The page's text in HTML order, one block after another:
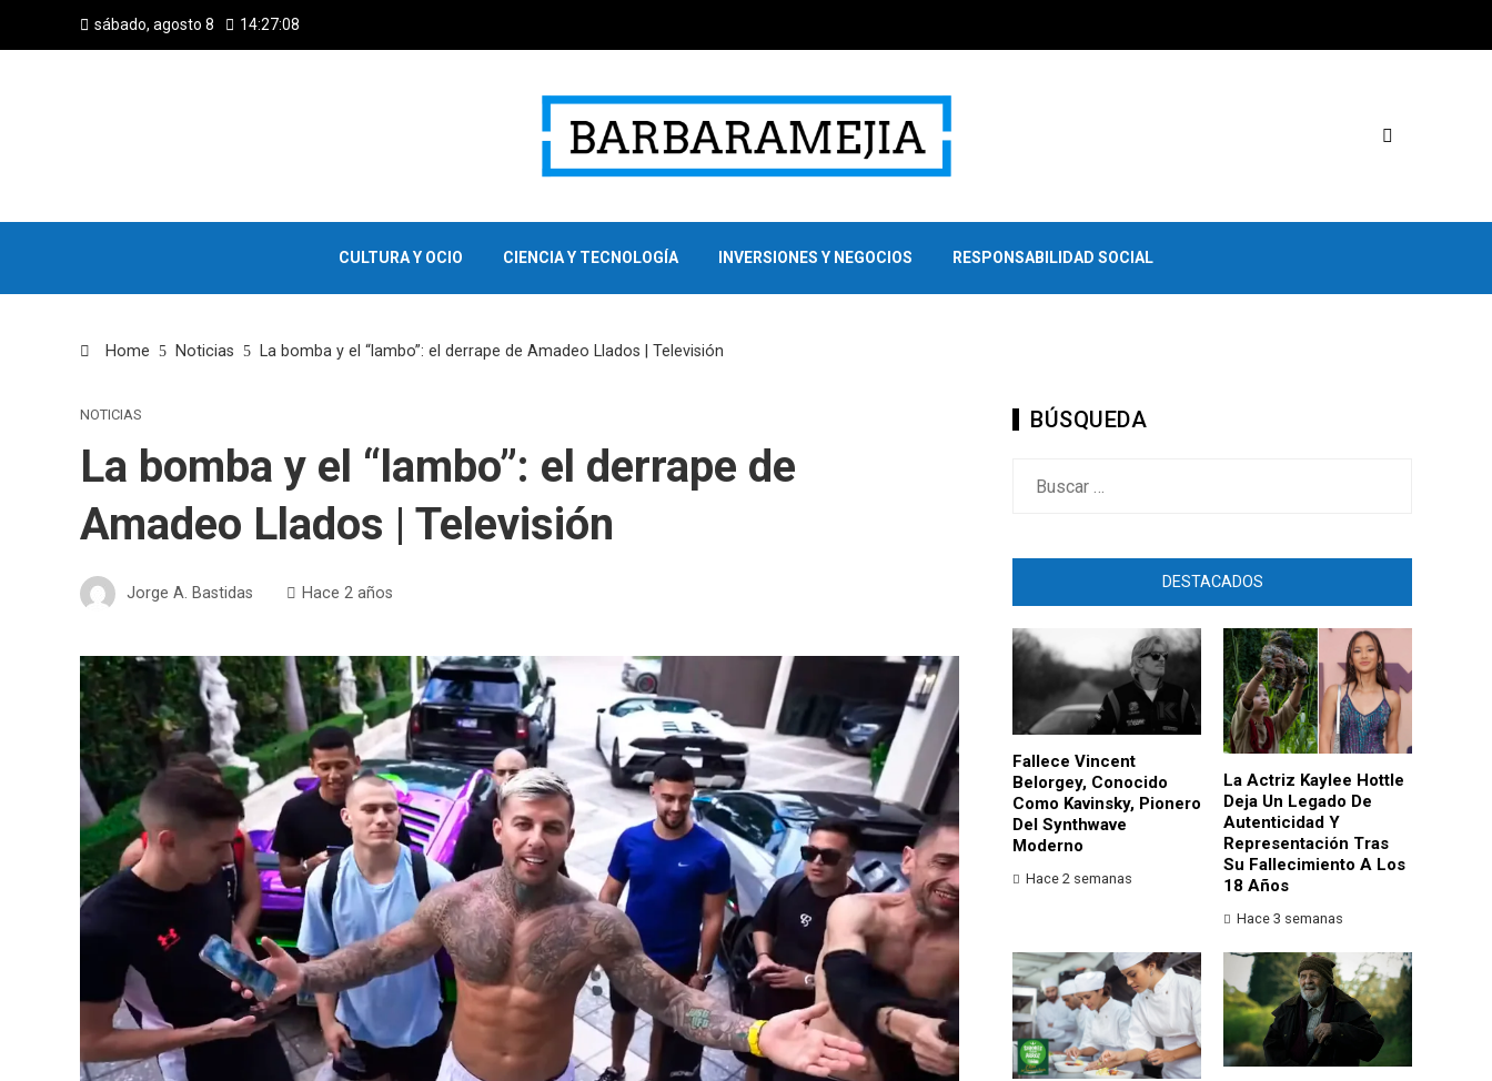
sábado, agosto 8 14:27:09
CULTURA Y OCIO CIENCIA Y TECNOLOGÍA INVERSIONES Y NEGOCIOS RESPONSABILIDAD SOCIAL
Home Noticias La bomba y el “lambo”: el derrape de Amadeo Llados | Televisión
NOTICIAS
La bomba y el “lambo”: el derrape de
Amadeo Llados | Televisión
Jorge A. Bastidas Hace 2 años
BÚSQUEDA
DESTACADOS
Fallece Vincent
Belorgey, Conocido
Como Kavinsky, Pionero
Del Synthwave
Moderno
Hace 2 semanas
La Actriz Kaylee Hottle
Deja Un Legado De
Autenticidad Y
Representación Tras
Su Fallecimiento A Los
18 Años
Hace 3 semanas